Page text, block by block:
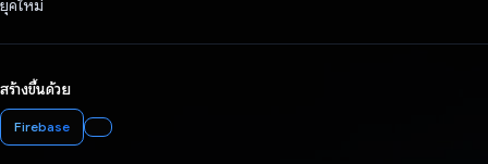
ยุคใหม่
สร้างขึ้นด้วย
Firebase